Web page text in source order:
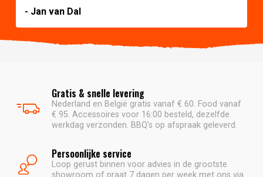
- Jan van Dal
Gratis & snelle levering
Nederland en België gratis vanaf € 60. Food vanaf
€ 95. Accessoires voor 16:00 besteld, dezelfde
werkdag verzonden. BBQ's op afspraak geleverd.
Persoonlijke service
Loop gerust binnen voor advies in de grootste
showroom of praat 7 dagen per week met ons via